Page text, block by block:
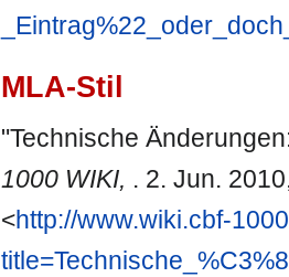
MLA-Stil
"Technische
1000 WIKI, . 2. Jun.
<http://www.wiki.cbf-